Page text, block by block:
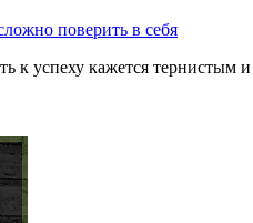
к успеху кажется тернистым